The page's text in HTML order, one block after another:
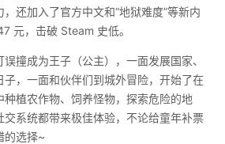
还加入了官方中文和“地狱难度”等新内
元，击破 Steam 史低。
撞成为王子（公主），一面发展国家、
，一面和伙伴们到城外冒险，开始了在
植农作物、饲养怪物，探索危险的地
系统都带来极佳体验，不论给童年补票
的选择~